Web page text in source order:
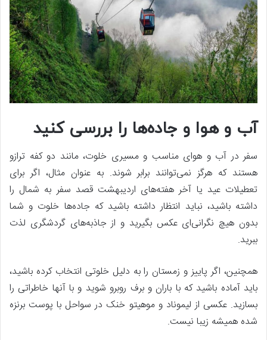
آب و هوا و جاده‌ها را بررسی کنید
سفر در آب و هوای مناسب و مسیری خلوت، مانند دو کفه ترازو
هستند که هرگز نمی‌توانند برابر شوند. به عنوان مثال، اگر برای
تعطیلات عید یا آخر هفته‌های اردیبهشت قصد سفر به شمال را
داشته باشید، نباید انتظار داشته باشید که جاده‌ها خلوت و شما
بدون هیچ نگرانی‌ای عکس بگیرید و از جاذبه‌های گردشگری لذت
ببرید.
همچنین، اگر پاییز و زمستان را به دلیل خلوتی انتخاب کرده باشید،
باید آماده باشید که با باران و برف روبرو شوید و با آنها خاطراتی را
بسازید. عکسی از لیموناد و موهیتو خنک در سواحل با پوست برنزه
شده همیشه زیبا نیست.